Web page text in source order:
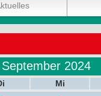
September 2024
Mi